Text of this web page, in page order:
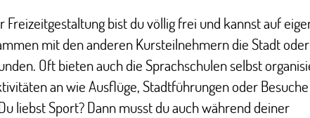
Freizeitgestaltung bist du völlig frei und kannst auf
mit den anderen Kursteilnehmern die Stadt
Oft bieten auch die Sprachschulen selbst
an wie Ausflüge, Stadtführungen oder
liebst Sport? Dann musst du auch während deiner